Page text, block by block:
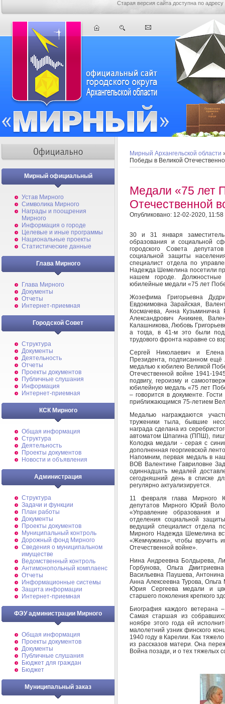
Старая версия сайта доступна по адресу
Мирный официальный
Устав Мирного
Символика Мирного
Награды и поощрения
Мирного
Информация о городе
Целевые и иные программы
Национальные проекты
Статистические данные
Глава Мирного
Глава Мирного
Документы
Отчеты
Интернет-приемная
Городской Совет
Структура
Документы
Деятельность
Отчеты
Проекты документов
Публичные слушания
Информация
Интернет-приемная
КСК Мирного
Общая информация
Структура
Деятельность
Проекты документов
Новости и объявления
Администрация
Структура
Задачи и функции
План работы
Документы
Проекты документов
Муниципальный контроль
Дорожный фонд Мирного
Cведения о муниципальном
имуществе
Ведомственный контроль
Антимонопольный комплаенс
Отчеты
Информационные системы
Защита информации
Интернет-приемная
ФЭУ администрации Мирного
Общая информация
Проекты документов
Документы
Публичные слушания
Бюджет для граждан
Бюджет
Муниципальный заказ
Мирный Архангельской области
Победы в Великой
Медали «75 лет
Отечественной
Опубликовано: 12-02-2020, 11:58
30 и 31 января
образования и социальной
городского Совета
социальной защиты
специалист отдела по
Надежда Шемелина посетили
нашем городе.
юбилейные медали «75 лет
Жозефима Григорьевна
Евдокимовна Зарайская,
Космачева, Анна Кузьминична
Александрович Аникиев,
Калашникова, Любовь
а тогда, в 41-м это были
трудового фронта наравне со
Сергей Николаевич и
Президента, подписанном ещё
медалью к юбилею Великой
Отечественной войне 1941-
подвигу, героизму и
юбилейную медаль «75 лет
– говорится в документе.
приближающимся 75-летием
Медалью награждаются
труженики тыла, бывшие
награда сделана из
автоматом Шпагина (ППШ),
Колодка медали - серая с
дополненная георгиевской
Напомним, первая медаль в
ВОВ Валентине Гавриловне
одиннадцать медалей
сегодняшний день в списке
регулярно актуализируется.
11 февраля глава Мирного
депутатов Мирного Юрий
«Управление образования
отделения социальной
ведущий специалист отдела
Мирного Надежда Шемелина
«Жемчужина», чтобы вручить
Отечественной войне».
Нина Андреевна Болдырева,
Горбунова, Ольга
Васильевна Паушева,
Анна Алексеевна Турова,
Юрия Сергеева медали и
старшего поколения крепкого
Биография каждого ветерана
Самая старшая из
ноябре этого года ей
малолетний узник финского
1940 году в Карелии. Как
из рассказов матери. Она
Война позади, и о тех тяжелых